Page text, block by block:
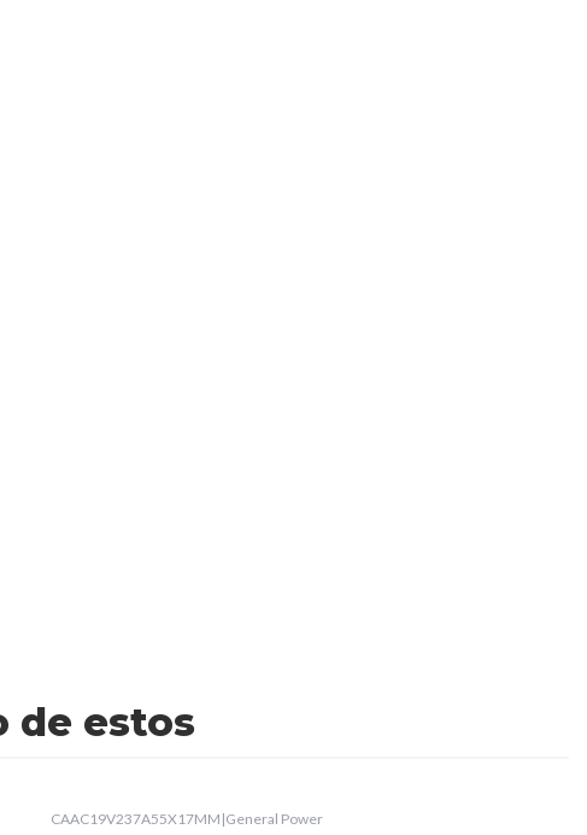
de estos
CAAC19V237A55X17MM |General Power